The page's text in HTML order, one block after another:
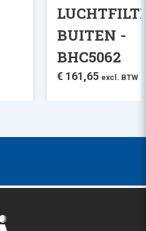
BUITEN -
BHC5062
€ 161,65 excl. BTW